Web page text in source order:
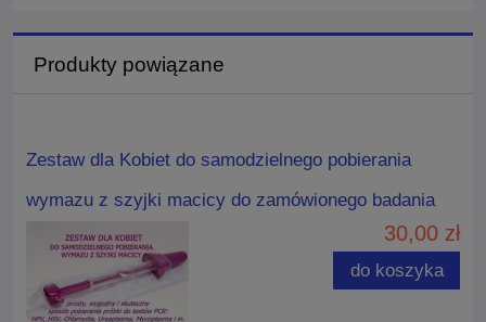
Produkty powiązane
Zestaw dla Kobiet do samodzielnego pobierania
wymazu z szyjki macicy do zamówionego badania
30,00 zł
do koszyka